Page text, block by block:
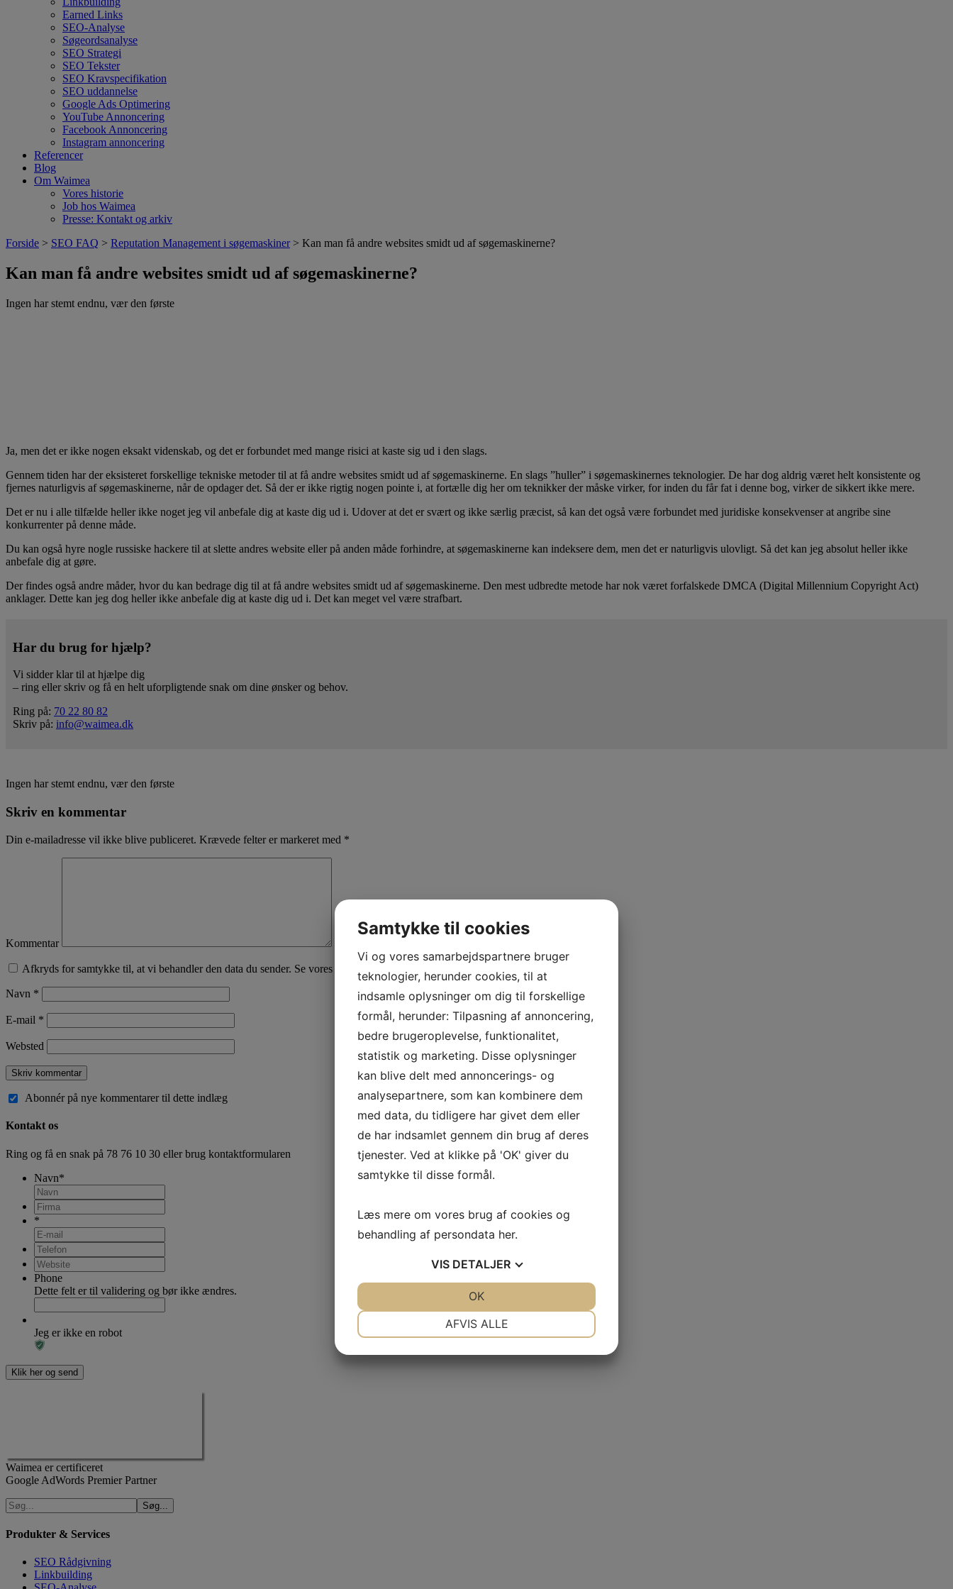
Earned Links
SEO-Analyse
Søgeordsanalyse
SEO Strategi
SEO Tekster
SEO Kravspecifikation
SEO uddannelse
Google Ads Optimering
YouTube Annoncering
Facebook Annoncering
Instagram annoncering
Referencer
Blog
Om Waimea
Vores historie
Job hos Waimea
Presse: Kontakt og arkiv
Forside > SEO FAQ > Reputation Management i søgemaskiner> Kan man få andre websites smidt ud af søgemaskinerne?
Kan man få andre websites smidt ud af søgemaskinerne?
Ingen har stemt endnu, vær den første
Ja, men det er ikke nogen eksakt videnskab, og det er forbundet med mange risici at kaste sig ud i den slags.
Gennem tiden har der eksisteret forskellige tekniske metoder til at få andre websites smidt ud af søgemaskinerne. En slags ”huller” i søgemaskinernes teknologier. De har dog aldrig været helt konsistente og
fjernes naturligvis af søgemaskinerne, når de opdager det. Så der er ikke rigtig nogen pointe i, at fortælle dig her om teknikker der måske virker, for inden du får fat i denne bog, virker de sikkert ikke mere.
Det er nu i alle tilfælde heller ikke noget jeg vil anbefale dig at kaste dig ud i. Udover at det er svært og ikke særlig præcist, så kan det også være forbundet med juridiske konsekvenser at angribe sine
konkurrenter på denne måde.
Du kan også hyre nogle russiske hackere til at slette andres website eller på anden måde forhindre, at søgemaskinerne kan indeksere dem, men det er naturligvis ulovligt. Så det kan jeg absolut heller ikke
anbefale dig at gøre.
Der findes også andre måder, hvor du kan bedrage dig til at få andre websites smidt ud af søgemaskinerne. Den mest udbredte metode har nok været forfalskede DMCA (Digital Millennium Copyright Act)
anklager. Dette kan jeg dog heller ikke anbefale dig at kaste dig ud i. Det kan meget vel være strafbart.
Har du brug for hjælp?
Vi sidder klar til at hjælpe dig
– ring eller skriv og få en helt uforpligtende snak om dine ønsker og behov.
Ring på: 70 22 80 82
Skriv på: info@waimea.dk
Ingen har stemt endnu, vær den første
Skriv en kommentar
Din e-mailadresse vil ikke blive publiceret. Krævede felter er markeret med *
Kommentar
Afkryds for samtykke til, at vi behandler den data du sender. Se vores
Navn *
E-mail *
Websted
Abonnér på nye kommentarer til dette indlæg
Kontakt os
Ring og få en snak på 78 76 10 30 eller brug kontaktformularen
Navn*
*
Phone
Dette felt er til validering og bør ikke ændres.
Jeg er ikke en robot
Waimea er certificeret
Google AdWords Premier Partner
Produkter & Services
SEO Rådgivning
Linkbuilding
Samtykke til cookies
Vi og vores samarbejdspartnere bruger
teknologier, herunder cookies, til at
indsamle oplysninger om dig til forskellige
formål, herunder: Tilpasning af annoncering,
bedre brugeroplevelse, funktionalitet,
statistik og marketing. Disse oplysninger
kan blive delt med annoncerings- og
analysepartnere, som kan kombinere dem
med data, du tidligere har givet dem eller
de har indsamlet gennem din brug af deres
tjenester. Ved at klikke på 'OK' giver du
samtykke til disse formål.
Læs mere om vores brug af cookies og
behandling af persondata her.
VIS DETALJER
AFVIS ALLE
OK